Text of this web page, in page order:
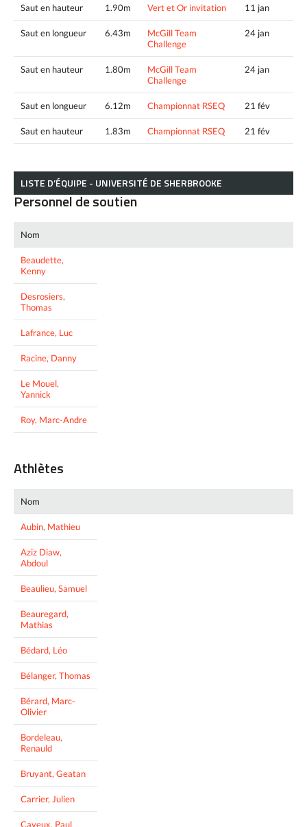
Saut en hauteur 1.90m Vert et Or invitation 11 jan
Saut en longueur 6.43m
McGill Team
Challenge
24 jan
Saut en hauteur 1.80m
McGill Team
Challenge
24 jan
Saut en longueur 6.12m Championnat RSEQ 21 fév
Saut en hauteur 1.83m Championnat RSEQ 21 fév
LISTE D’ÉQUIPE - UNIVERSITÉ DE SHERBROOKE
Personnel de soutien
Nom
Beaudette,
Kenny
Desrosiers,
Thomas
Lafrance, Luc
Racine, Danny
Le Mouel,
Yannick
Roy, Marc-Andre
Athlètes
Nom
Aubin, Mathieu
Aziz Diaw,
Abdoul
Beaulieu, Samuel
Beauregard,
Mathias
Bédard, Léo
Bélanger, Thomas
Bérard, Marc-
Olivier
Bordeleau,
Renauld
Bruyant, Geatan
Carrier, Julien
Cayeux, Paul